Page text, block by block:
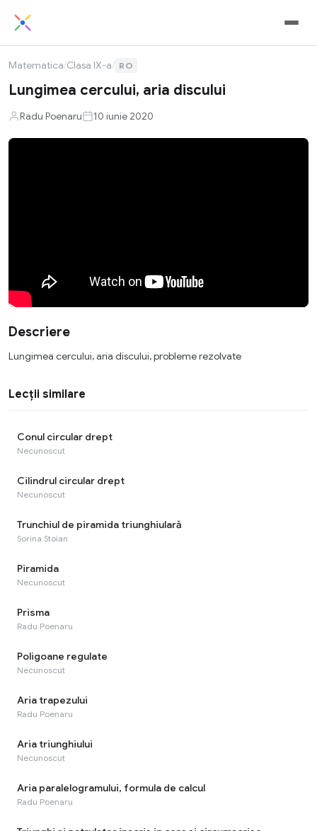
Matematica/Clasa IX-a/ RO
Lungimea cercului, aria discului
Radu Poenaru 10 iunie 2020
Descriere
Lungimea cercului, aria discului, probleme rezolvate
Lecții similare
Conul circular drept
Necunoscut
Cilindrul circular drept
Necunoscut
Trunchiul de piramida triunghiulară
Sorina Stoian
Piramida
Necunoscut
Prisma
Radu Poenaru
Poligoane regulate
Necunoscut
Aria trapezului
Radu Poenaru
Aria triunghiului
Necunoscut
Aria paralelogramului, formula de calcul
Radu Poenaru